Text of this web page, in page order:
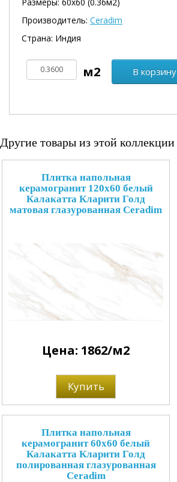
Производитель: Ceradim
Страна: Индия
В корзину
Другие товары из этой коллекции
Плитка напольная
керамогранит 120x60 белый
Калакатта Кларити Голд
матовая глазурованная Ceradim
Цена: 1862/м2
Купить
Плитка напольная
керамогранит 60x60 белый
Калакатта Кларити Голд
полированная глазурованная
Ceradim